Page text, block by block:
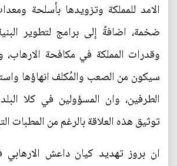
الامد للمملكة وتزويدها بأسلحة
ضخمة، اضافةً إلى برامج لتطوير
وقدرات المملكة في مكافحة
سيكون من الصعب والمُكلف انهاؤها
الطرفين، وان المسؤولين في كلا
توثيق هذه العلاقة بالرغم من المطبات
ان بروز تهديد كيان داعش الارهابي